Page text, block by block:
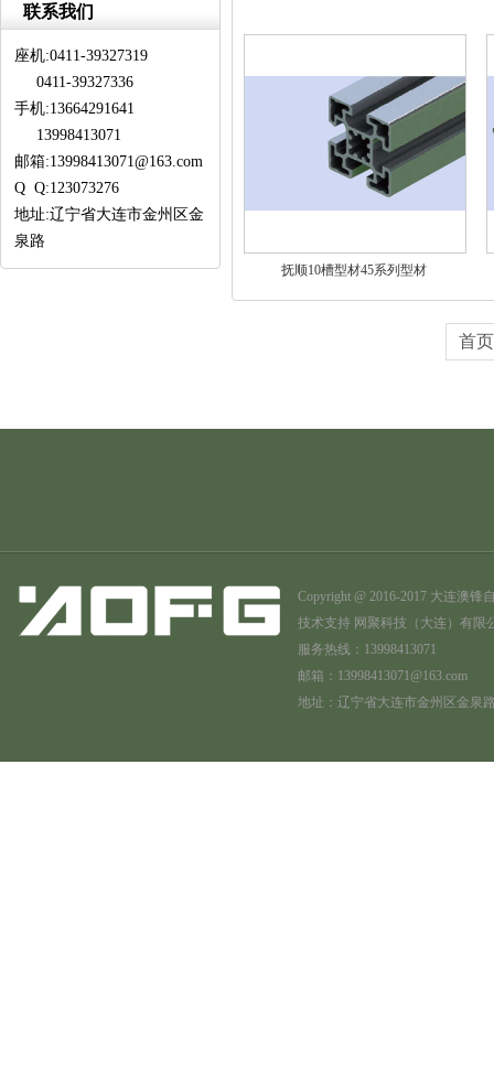
联系我们
座机:0411-39327319
0411-39327336
手机:13664291641
13998413071
邮箱:13998413071@163.com
Q Q:123073276
地址:辽宁省大连市金州区金
泉路
抚顺10槽型材45系列型材
首页
Copyright @ 2016-2017 大连澳
技术支持 网聚科技（大连）有限
服务热线：13998413071
邮箱：13998413071@163.com
地址：辽宁省大连市金州区金泉